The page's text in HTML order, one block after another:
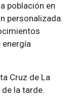
población en
personalizada.
Cruz de La
la tarde.